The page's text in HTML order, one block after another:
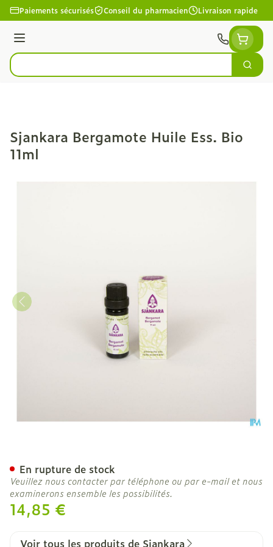
Aller au contenu
Paiements sécurisés Conseil du pharmacien Livraison rapide
Menu
Rechercher
Sjankara Bergamote Huile Ess. Bio
11ml
14,85 €
En rupture de stock
Veuillez nous contacter par téléphone ou par e-mail et nous
examinerons ensemble les possibilités.
Voir tous les produits de Sjankara